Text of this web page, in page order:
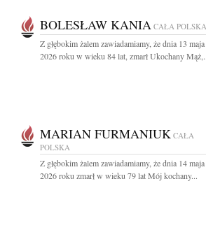
BOLESŁAW KANIA CAŁA POLSKA
Z głębokim żalem zawiadamiamy, że dnia 13 maja
2026 roku w wieku 84 lat, zmarł Ukochany
MARIAN FURMANIUK CAŁA
POLSKA
Z głębokim żalem zawiadamiamy, że dnia 14 maja
2026 roku zmarł w wieku 79 lat Mój kochany...